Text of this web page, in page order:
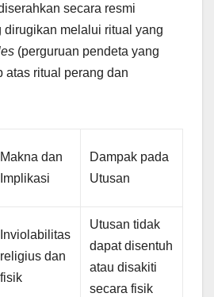
secara resmi
dirugikan melalui ritual yang
(perguruan pendeta yang
atas ritual perang dan
Makna dan
Implikasi
Dampak pada
Utusan
Inviolabilitas
religius dan
fisik
Utusan tidak
dapat disentuh
atau disakiti
secara fisik